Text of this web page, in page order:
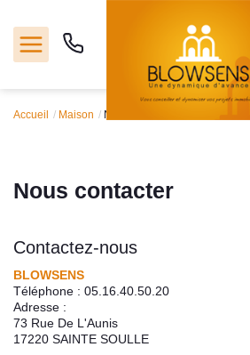
Ventes
Outils
Estimation
Accueil Maison Nous contacter
Nous contacter
Contactez-nous
BLOWSENS
Téléphone : 05.16.40.50.20
Adresse :
73 Rue De L'Aunis
17220 SAINTE SOULLE